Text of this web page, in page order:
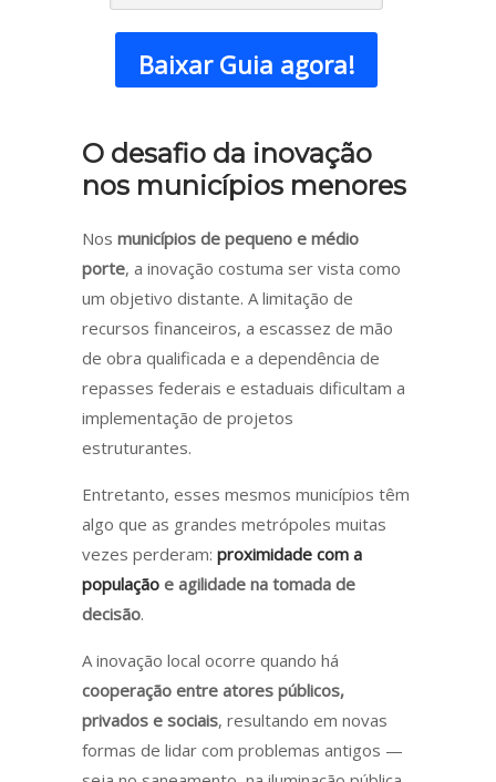
Baixar Guia agora!
O desafio da inovação
nos municípios menores
Nos municípios de pequeno e médio
porte, a inovação costuma ser vista como
um objetivo distante. A limitação de
recursos financeiros, a escassez de mão
de obra qualificada e a dependência de
repasses federais e estaduais dificultam a
implementação de projetos
estruturantes.
Entretanto, esses mesmos municípios têm
algo que as grandes metrópoles muitas
vezes perderam: proximidade com a
população e agilidade na tomada de
decisão.
A inovação local ocorre quando há
cooperação entre atores públicos,
privados e sociais, resultando em novas
formas de lidar com problemas antigos —